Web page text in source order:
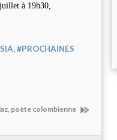
à 19h30,
,#PROCHAINES
poète colombienne